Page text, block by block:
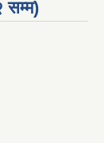
सम्म)